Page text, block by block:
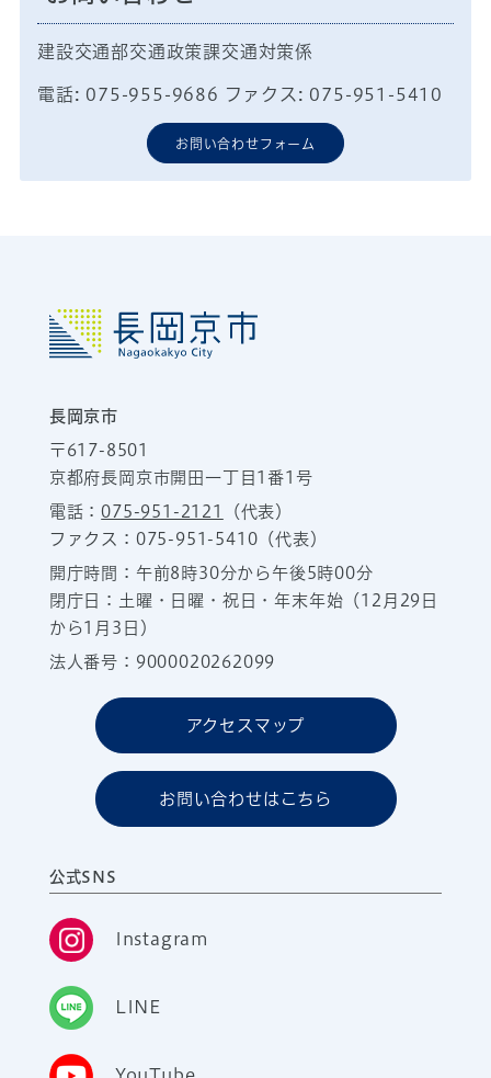
建設交通部交通政策課交通対策係
電話: 075-955-9686 ファクス: 075-951-5410
お問い合わせフォーム
長岡京市
〒617-8501
京都府長岡京市開田一丁目1番1号
電話：075-951-2121
（代表）
ファクス：075-951-5410（代表）
開庁時間：午前8時30分から午後5時00分
閉庁日：土曜・日曜・祝日・年末年始（12月29日
から1月3日）
法人番号：9000020262099
アクセスマップ
お問い合わせはこちら
公式SNS
Instagram
LINE